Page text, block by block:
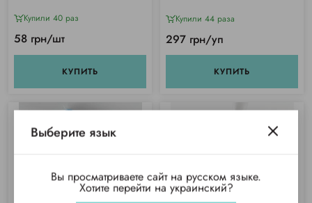
Купили 40 раз
58 грн/шт
КУПИТЬ
Купили 44 раза
297 грн/уп
КУПИТЬ
Выберите язык
Вы просматриваете сайт на русском языке.
Хотите перейти на украинский?